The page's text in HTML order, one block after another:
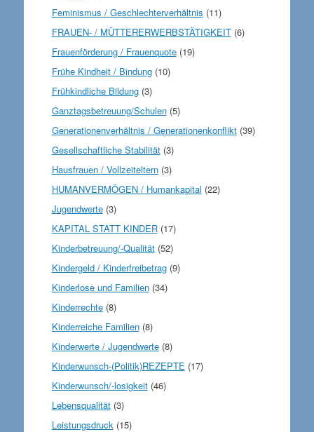
Feminismus / Geschlechterverhältnis (11)
FRAUEN- / MÜTTERERWERBSTÄTIGKEIT(6)
Frauenförderung / Frauenquote(19)
Frühe Kindheit / Bindung(10)
Frühkindliche Bildung(3)
Ganztagsbetreuung/Schulen(5)
Generationenverhältnis / Generationenkonflikt(39)
Gesellschaftliche Stabilität(3)
Hausfrauen / Vollzeiteltern(3)
HUMANVERMÖGEN / Humankapital (22)
Jugendwerte(3)
KAPITAL STATT KINDER(17)
Kinderbetreuung/-Qualität(52)
Kindergeld / Kinderfreibetrag(9)
Kinderlose und Familien(34)
Kinderrechte(8)
Kinderreiche Familien(8)
Kinderwerte / Jugendwerte(8)
Kinderwunsch-(Politik)REZEPTE (17)
Kinderwunsch/-losigkeit(46)
Lebensqualität(3)
Leistungsdruck (15)